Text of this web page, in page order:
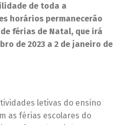
de toda a
horários permanecerão
férias de Natal, que irá
de 2023 a 2 de janeiro de
letivas do ensino
as férias escolares do